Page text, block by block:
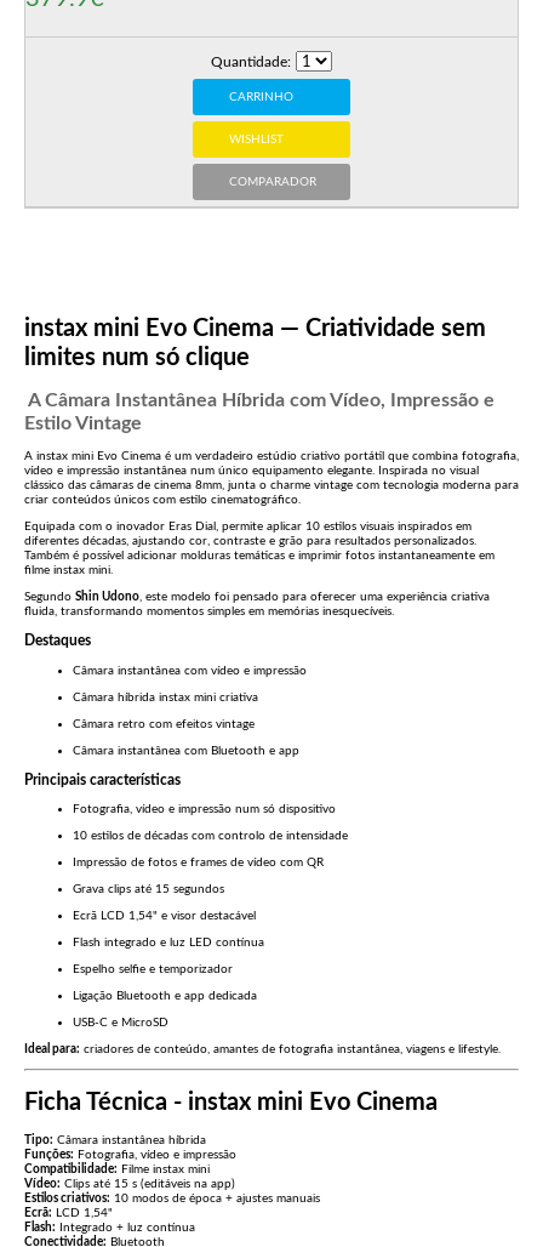
Quantidade:
CARRINHO
WISHLIST
COMPARADOR
instax mini Evo Cinema — Criatividade sem
limites num só clique
A Câmara Instantânea Híbrida com Vídeo, Impressão e
Estilo Vintage
A instax mini Evo Cinema é um verdadeiro estúdio criativo portátil que combina fotografia,
vídeo e impressão instantânea num único equipamento elegante. Inspirada no visual
clássico das câmaras de cinema 8mm, junta o charme vintage com tecnologia moderna para
criar conteúdos únicos com estilo cinematográfico.
Equipada com o inovador Eras Dial, permite aplicar 10 estilos visuais inspirados em
diferentes décadas, ajustando cor, contraste e grão para resultados personalizados.
Também é possível adicionar molduras temáticas e imprimir fotos instantaneamente em
filme instax mini.
Segundo Shin Udono, este modelo foi pensado para oferecer uma experiência criativa
fluida, transformando momentos simples em memórias inesquecíveis.
Destaques
Câmara instantânea com vídeo e impressão
Câmara híbrida instax mini criativa
Câmara retro com efeitos vintage
Câmara instantânea com Bluetooth e app
Principais características
Fotografia, vídeo e impressão num só dispositivo
10 estilos de décadas com controlo de intensidade
Impressão de fotos e frames de vídeo com QR
Grava clips até 15 segundos
Ecrã LCD 1,54" e visor destacável
Flash integrado e luz LED contínua
Espelho selfie e temporizador
Ligação Bluetooth e app dedicada
USB-C e MicroSD
Ideal para: criadores de conteúdo, amantes de fotografia instantânea, viagens e lifestyle.
Ficha Técnica - instax mini Evo Cinema
Tipo: Câmara instantânea híbrida
Funções: Fotografia, vídeo e impressão
Compatibilidade: Filme instax mini
Vídeo: Clips até 15 s (editáveis na app)
Estilos criativos: 10 modos de época + ajustes manuais
Ecrã: LCD 1,54"
Flash: Integrado + luz contínua
Conectividade: Bluetooth